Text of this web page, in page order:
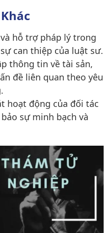
hỗ trợ pháp lý trong
can thiệp của luật sư.
thông tin về tài sản,
đề liên quan theo yêu
hoạt động của đối tác
sự minh bạch và